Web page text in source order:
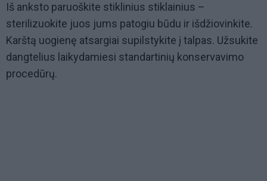
Iš anksto paruoškite stiklinius stiklainius –
sterilizuokite juos jums patogiu būdu ir išdžiovinkite.
Karštą uogienę atsargiai supilstykite į talpas. Užsukite
dangtelius laikydamiesi standartinių konservavimo
procedūrų.